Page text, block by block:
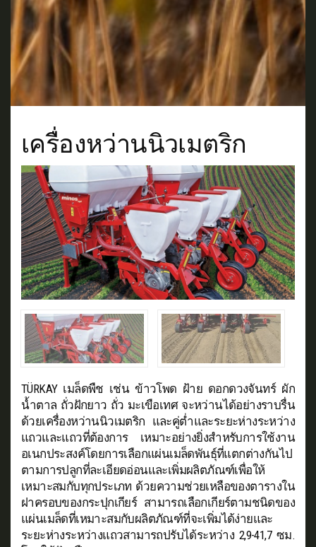
เครื่องหว่านนิวเมตริก
TÜRKAY เมล็ดพืช เช่น ข้าวโพด ฝ้าย ดอกดวงจันทร์ ผัก
น้ำตาล ถั่วฝักยาว ถั่ว มะเขือเทศ จะหว่านได้อย่างราบรื่น
ด้วยเครื่องหว่านนิวเมตริก และคู่ต่ำและระยะห่างระหว่าง
แถวและแถวที่ต้องการ เหมาะอย่างยิ่งสำหรับการใช้งาน
อเนกประสงค์โดยการเลือกแผ่นเมล็ดพันธุ์ที่แตกต่างกันไป
ตามการปลูกที่ละเอียดอ่อนและเพิ่มผลิตภัณฑ์เพื่อให้
เหมาะสมกับทุกประเภท ด้วยความช่วยเหลือของตารางใน
ฝาครอบของกระปุกเกียร์ สามารถเลือกเกียร์ตามชนิดของ
แผ่นเมล็ดที่เหมาะสมกับผลิตภัณฑ์ที่จะเพิ่มได้ง่ายและ
ระยะห่างระหว่างแถวสามารถปรับได้ระหว่าง 2,9-41,7 ซม.